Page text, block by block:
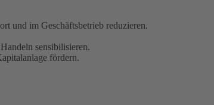
und im Geschäftsbetrieb reduzieren.
sensibilisieren.
fördern.